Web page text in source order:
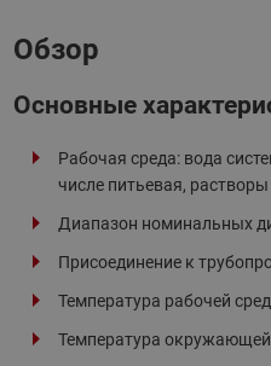
Обзор
Основные
Рабочая среда: вода
числе питьевая, растворы
Диапазон номинальных
Присоединение к
Температура рабочей
Температура окружающей